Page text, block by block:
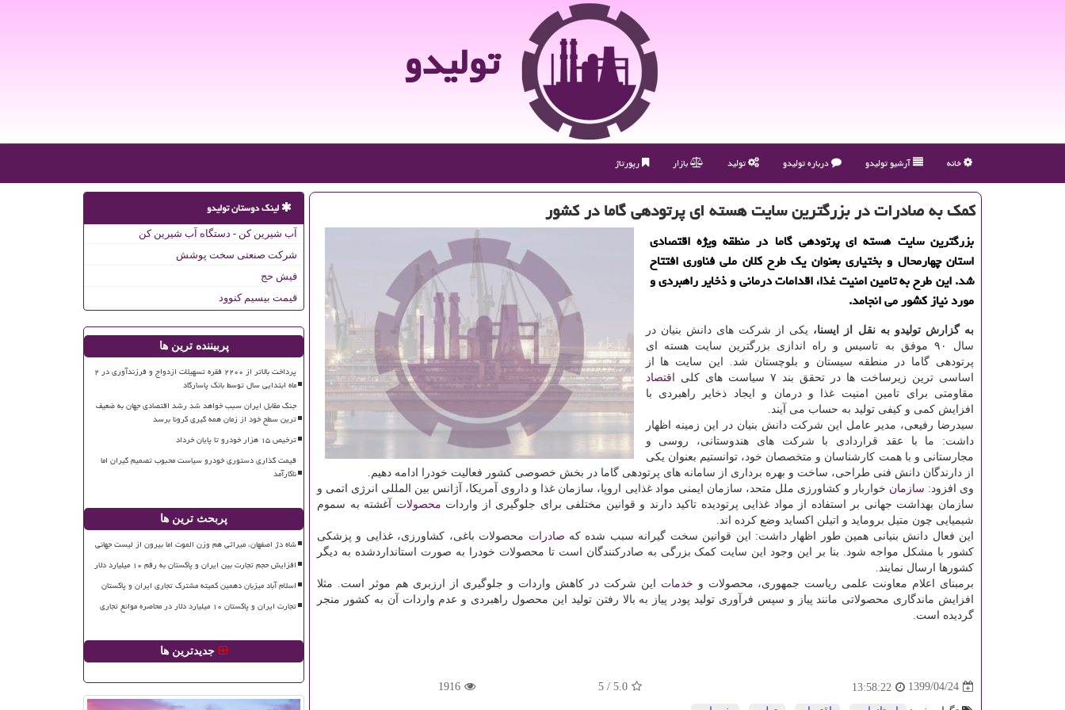
تولیدو
خانه آرشیو تولیدو درباره تولیدو تولید بازار رپورتاژ
كمك به صادرات در بزرگترین سایت هسته ای پرتودهی گاما در كشور
بزرگترین سایت هسته ای پرتودهی گاما در منطقه ویژه اقتصادی
استان چهارمحال و بختیاری بعنوان یك طرح كلان ملی فناوری افتتاح
شد. این طرح به تامین امنیت غذا، اقدامات درمانی و ذخایر راهبردی و
مورد نیاز كشور می انجامد.
به گزارش تولیدو به نقل از ایسنا، یکی از شرکت های دانش بنیان در
سال ۹۰ موفق به تاسیس و راه اندازی بزرگترین سایت هسته ای
پرتودهی گاما در منطقه سیستان و بلوچستان شد. این سایت ها از
اساسی ترین زیرساخت ها در تحقق بند ۷ سیاست های کلی
اقتصاد
مقاومتی برای تامین امنیت غذا و درمان و ایجاد ذخایر راهبردی با
افزایش کمی و کیفی تولید به حساب می آیند.
سیدرضا رفیعی، مدیر عامل این شرکت دانش بنیان در این زمینه اظهار
داشت: ما با عقد قراردادی با شرکت های هندوستانی، روسی و
مجارستانی و با همت کارشناسان و متخصصان خود، توانستیم بعنوان یکی
از دارندگان دانش فنی طراحی، ساخت و بهره برداری از سامانه های پرتودهی گاما در بخش خصوصی کشور فعالیت خودرا ادامه دهیم.
وی افزود: سازمان خواربار و کشاورزی ملل متحد، سازمان ایمنی مواد غذایی اروپا، سازمان غذا و داروی آمریکا، آژانس بین المللی انرژی اتمی و
سازمان بهداشت جهانی بر استفاده از مواد غذایی پرتودیده تاکید دارند و قوانین مختلفی برای جلوگیری از واردات محصولات آغشته به سموم
شیمیایی چون متیل بروماید و اتیلن اکساید وضع کرده اند.
این فعال دانش بنیانی همین طور اظهار داشت: این قوانین سخت گیرانه سبب شده که صادرات محصولات باغی، کشاورزی، غذایی و پزشکی
کشور با مشکل مواجه شود. بنا بر این وجود این سایت کمک بزرگی به صادرکنندگان است تا محصولات خودرا به صورت استانداردشده به دیگر
کشورها ارسال نمایند.
برمبنای اعلام معاونت علمی ریاست جمهوری، محصولات و خدمات این شرکت در کاهش واردات و جلوگیری از ارزبری هم موثر است. مثلا
افزایش ماندگاری محصولاتی مانند پیاز و سپس فرآوری تولید پودر پیاز به بالا رفتن تولید این محصول راهبردی و عدم واردات آن به کشور منجر
گردیده است.
1399/04/24
13:58:22
5.0
/
5
1916
لینک دوستان تولیدو
آب شیرین کن - دستگاه آب شیرین کن
شرکت صنعتی سخت پوشش
فیش حج
قیمت بیسیم کنوود
پربیننده ترین ها
پرداخت بالاتر از ۲۲۰۰ فقره تسهیلات ازدواج و فرزندآوری در ۲
ماه ابتدایی سال توسط بانک پاسارگاد
جنگ مقابل ایران سبب خواهد شد رشد اقتصادی جهان به ضعیف
ترین سطح خود از زمان همه گیری کرونا برسد
ترخیص ۱۵ هزار خودرو تا پایان خرداد
قیمت گذاری دستوری خودرو سیاست محبوب تصمیم گیران اما
ناکارآمد
پربحث ترین ها
شاه دژ اصفهان، میراثی هم وزن الموت اما بیرون از لیست جهانی
افزایش حجم تجارت بین ایران و پاکستان به رقم ۱۰ میلیارد دلار
اسلام آباد میزبان دهمین کمیته مشترک تجاری ایران و پاکستان
تجارت ایران و پاکستان ۱۰ میلیارد دلار در محاصره موانع تجاری
جدیدترین ها